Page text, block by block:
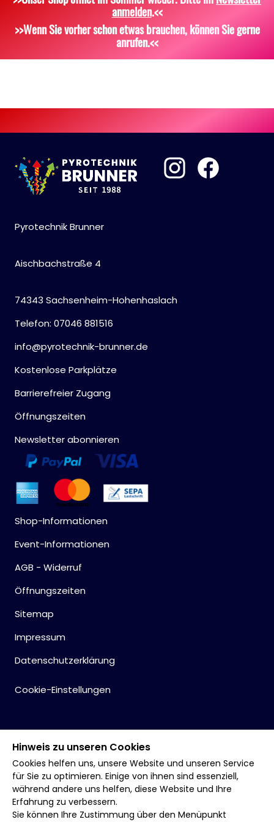
anmelden.<<
>>Wenn Sie vorher schon etwas brauchen, können Sie gerne
anrufen.<<
Pyrotechnik Brunner
Aischbachstraße 4
74343 Sachsenheim-Hohenhaslach
Telefon: 07046 881516
info@pyrotechnik-brunner.de
Kostenlose Parkplätze
Barrierefreier Zugang
Öffnungszeiten
Newsletter abonnieren
Shop-Informationen
Event-Informationen
AGB - Widerruf
Öffnungszeiten
Sitemap
Impressum
Datenschutzerklärung
Cookie-Einstellungen
Hinweis zu unseren Cookies
Cookies helfen uns, unsere Website und unseren Service
für Sie zu optimieren. Einige von ihnen sind essenziell,
während andere uns helfen, diese Website und Ihre
Erfahrung zu verbessern.
Sie können Ihre Zustimmung über den Menüpunkt